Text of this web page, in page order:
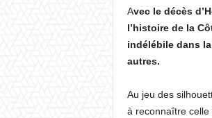
Avec le décès
l’histoire de la
indélébile dans
autres.
Au jeu des
à reconnaître celle